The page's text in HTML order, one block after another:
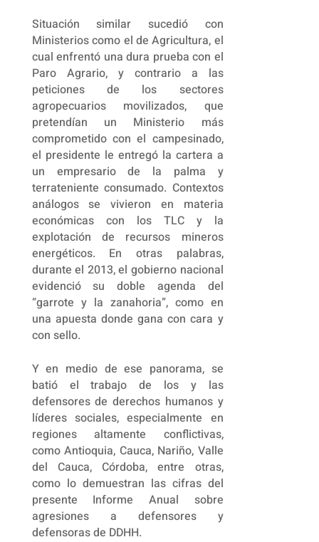
Situación similar sucedió con
Ministerios como el de Agricultura, el
cual enfrentó una dura prueba con el
Paro Agrario, y contrario a las
peticiones de los sectores
agropecuarios movilizados, que
pretendían un Ministerio más
comprometido con el campesinado,
el presidente le entregó la cartera a
un empresario de la palma y
terrateniente consumado. Contextos
análogos se vivieron en materia
económicas con los TLC y la
explotación de recursos mineros
energéticos. En otras palabras,
durante el 2013, el gobierno nacional
evidenció su doble agenda del
“garrote y la zanahoria”, como en
una apuesta donde gana con cara y
con sello.
Y en medio de ese panorama, se
batió el trabajo de los y las
defensores de derechos humanos y
líderes sociales, especialmente en
regiones altamente conflictivas,
como Antioquia, Cauca, Nariño, Valle
del Cauca, Córdoba, entre otras,
como lo demuestran las cifras del
presente Informe Anual sobre
agresiones a defensores y
defensoras de DDHH.